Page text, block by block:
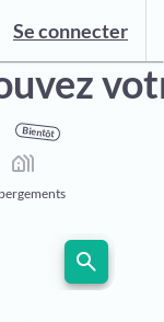
Se connecter
Bientôt
holiday_village
search